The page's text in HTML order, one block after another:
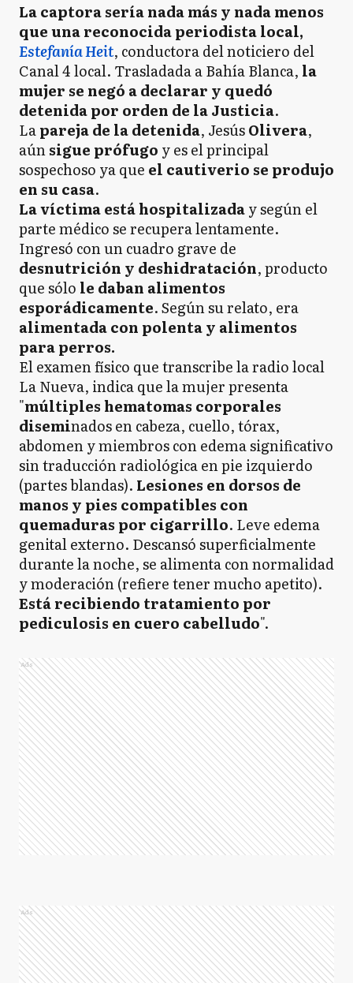
La captora sería nada más y nada menos
que una reconocida periodista local,
Estefanía Heit, conductora del noticiero del
Canal 4 local. Trasladada a Bahía Blanca, la
mujer se negó a declarar y quedó
detenida por orden de la Justicia.
Lapareja de la detenida, JesúsOlivera,
aúnsigue prófugo y es el principal
sospechoso ya que el cautiverio se produjo
en su casa.
La víctima está hospitalizaday según el
parte médico se recupera lentamente.
Ingresó con un cuadro grave de
desnutrición y deshidratación, producto
que sólo le daban alimentos
esporádicamente. Según su relato, era
alimentada con polenta y alimentos
para perros.
El examen físico que transcribe la radio local
La Nueva, indica que la mujer presenta
"múltiples hematomas corporales
diseminados en cabeza, cuello, tórax,
abdomen y miembros con edema significativo
sin traducción radiológica en pie izquierdo
(partes blandas). Lesiones en dorsos de
manos y pies compatibles con
quemaduras por cigarrillo. Leve edema
genital externo. Descansó superficialmente
durante la noche, se alimenta con normalidad
y moderación (refiere tener mucho apetito).
Está recibiendo tratamiento por
pediculosis en cuero cabelludo".
Ads
Ads